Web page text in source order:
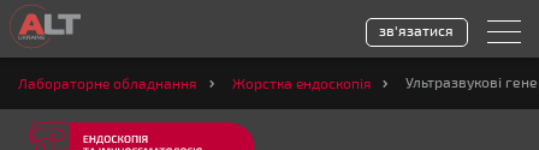
Лабораторне обладнання Жорстка ендоскопія Ультразвукові
зв'язатися